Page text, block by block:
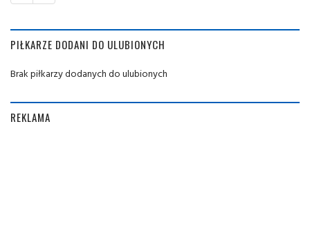
PIŁKARZE DODANI DO ULUBIONYCH
Brak piłkarzy dodanych do ulubionych
REKLAMA